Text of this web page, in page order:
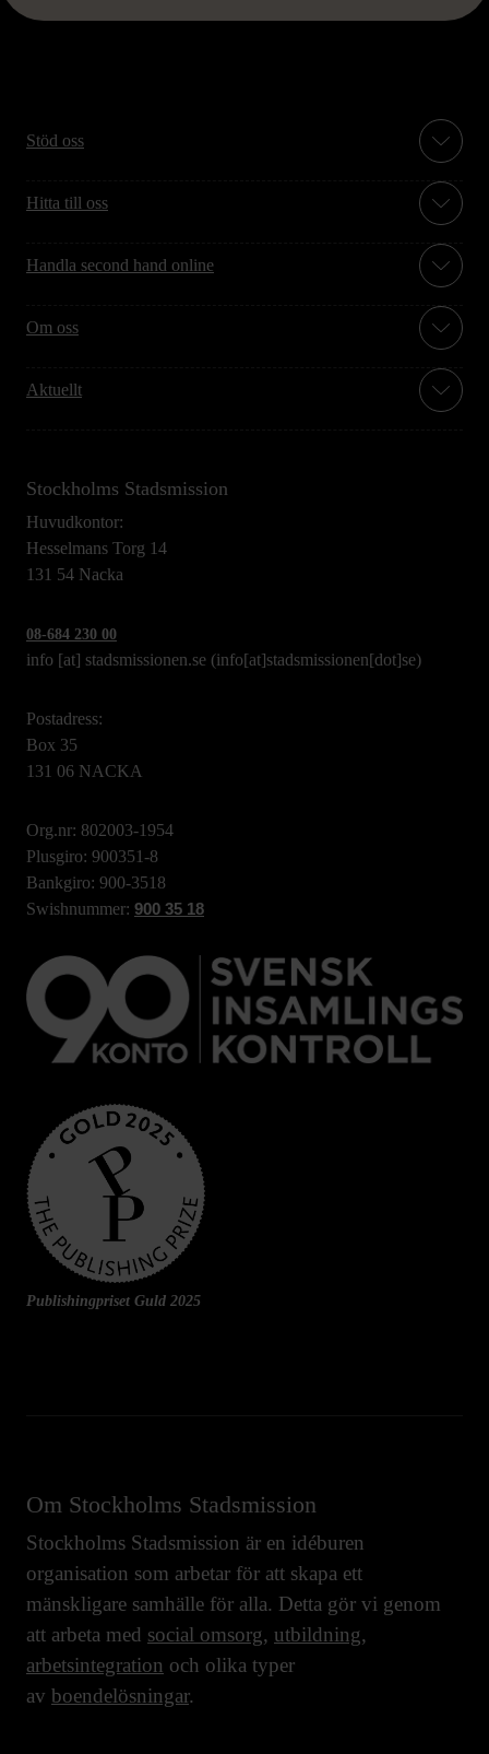
Stöd oss
Hitta till oss
Handla second hand online
Om oss
Aktuellt
Stockholms Stadsmission
Huvudkontor:
Hesselmans Torg 14
131 54 Nacka
08-684 230 00
info [at] stadsmissionen.se (info[at]stadsmissionen[dot]se)
Postadress:
Box 35
131 06 NACKA
Org.nr: 802003-1954
Plusgiro: 900351-8
Bankgiro: 900-3518
Swishnummer: 900 35 18
Publishingpriset Guld 2025
Om Stockholms Stadsmission
Stockholms Stadsmission är en idéburen
organisation som arbetar för att skapa ett
mänskligare samhälle för alla. Detta gör vi genom
att arbeta med social omsorg, utbildning,
arbetsintegration och olika typer
av boendelösningar.